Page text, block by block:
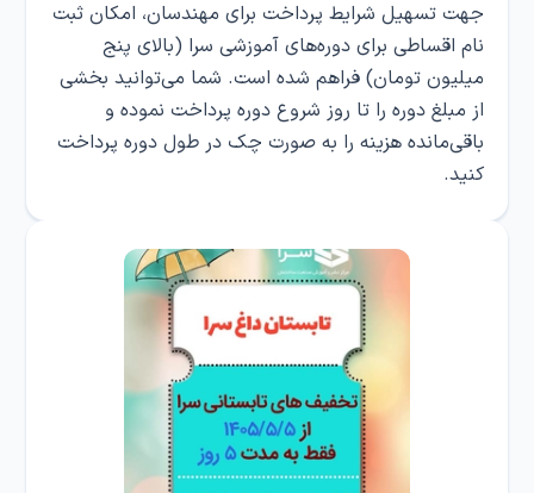
جهت تسهیل شرایط پرداخت برای مهندسان، امکان ثبت‌
نام اقساطی برای دوره‌های آموزشی سرا (بالای پنج
میلیون تومان) فراهم شده است. شما می‌توانید بخشی
از مبلغ دوره را تا روز شروع دوره پرداخت نموده و
باقی‌مانده هزینه را به صورت چک در طول دوره پرداخت
کنید.